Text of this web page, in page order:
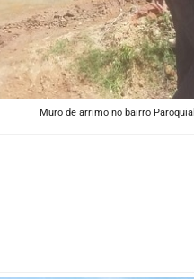
Muro de arrimo no bairro Paroquial